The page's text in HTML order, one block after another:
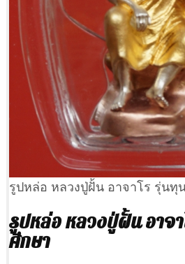
รูปหล่อ หลวงปู่ฝั้น อาจาโร รุ่นทุ
รูปหล่อ หลวงปู่ฝั้น อาจ
ศึกษา